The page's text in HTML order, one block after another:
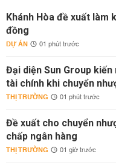
Khánh Hòa đề xuất làm
đồng
DỰ ÁN 01 phút trước
Đại diện Sun Group
tài chính khi chuyển
THỊ TRƯỜNG 01 phút trước
Đề xuất cho chuyển
chấp ngân hàng
THỊ TRƯỜNG 01 giờ trước